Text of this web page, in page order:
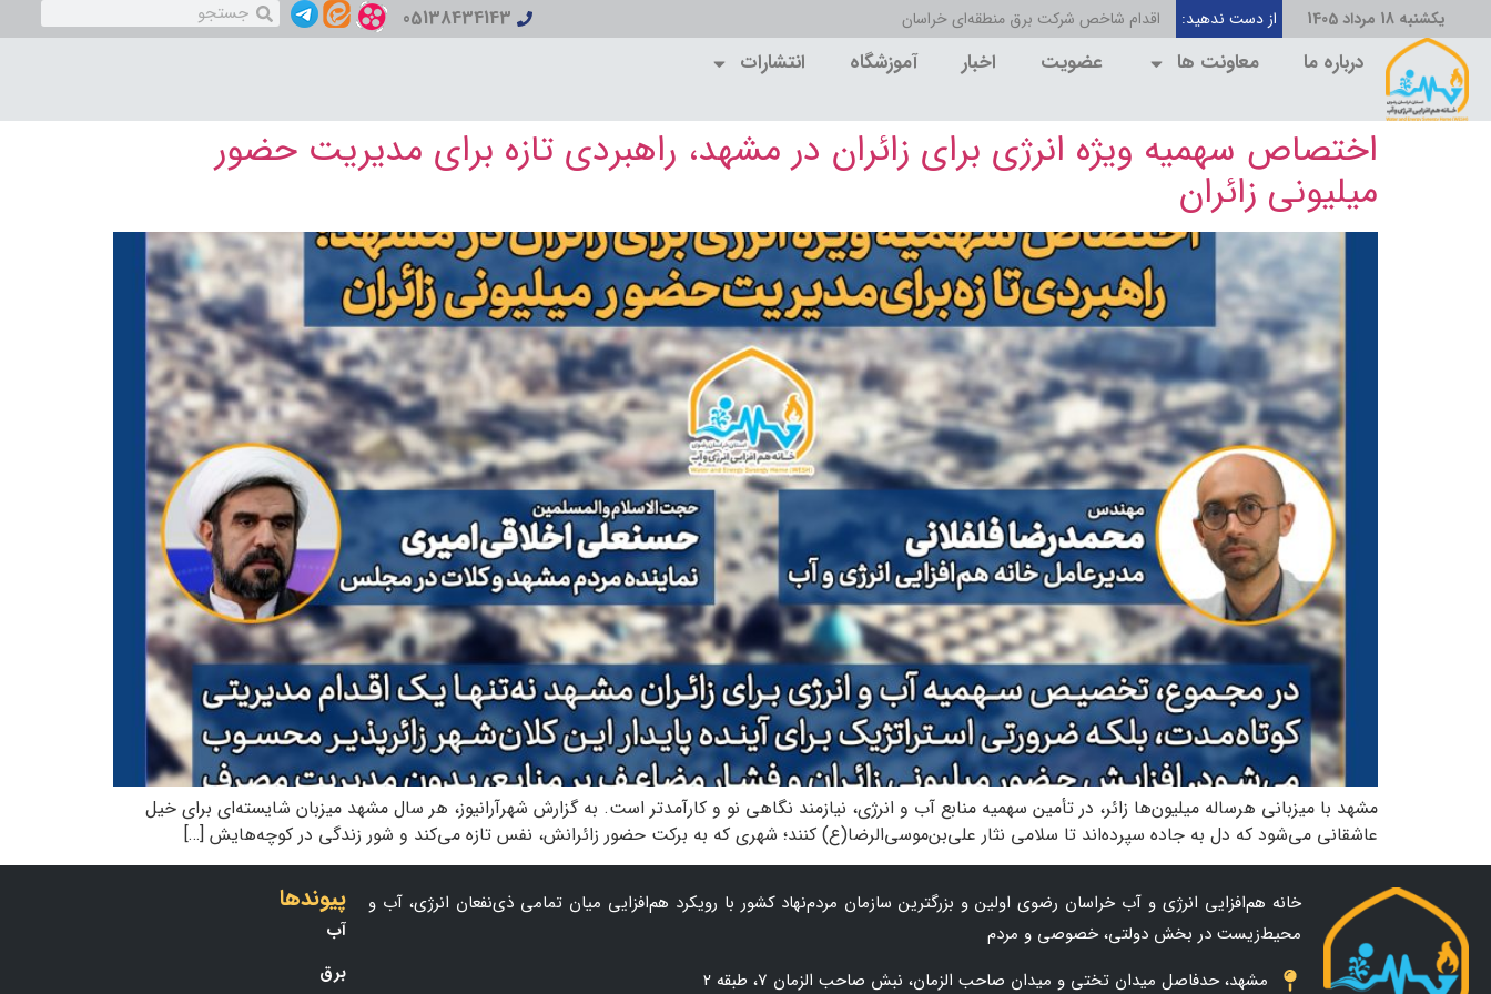
یکشنبه 18 مرداد 1405 از دست ندهید: اقدام شاخص شرکت برق منطقه‌ای خراسان 05138434143
درباره ما معاونت ها عضویت اخبار آموزشگاه انتشارات
اختصاص سهمیه ویژه انرژی برای زائران در مشهد، راهبردی تازه برای مدیریت حضور
میلیونی زائران
مشهد با میزبانی هرساله میلیون‌ها زائر، در تأمین سهمیه منابع آب و انرژی، نیازمند نگاهی نو و کارآمدتر است. به گزارش شهرآرانیوز، هر سال مشهد میزبان شایسته‌ای برای خیل
عاشقانی می‌شود که دل به جاده سپرده‌اند تا سلامی نثار علی‌بن‌موسی‌الرضا(ع) کنند؛ شهری که به برکت حضور زائرانش، نفس تازه می‌کند و شور زندگی در کوچه‌هایش […]
خانه هم‌افزایی انرژی و آب خراسان رضوی اولین و بزرگترین سازمان‌ مردم‌نهاد کشور با رویکرد هم‌افزایی میان تمامی ذی‌نفعان انرژی، آب و
محیط‌زیست در بخش دولتی، خصوصی و مردم
مشهد، حدفاصل میدان تختی و میدان صاحب الزمان، نبش صاحب الزمان 7، طبقه 2
پیوندها
آب
برق